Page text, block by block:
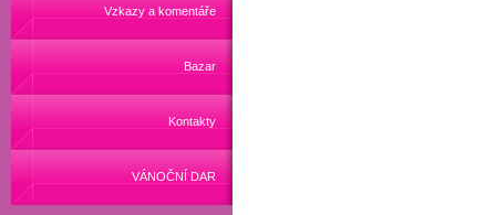
Vzkazy a komentáře
Bazar
Kontakty
VÁNOČNÍ DAR